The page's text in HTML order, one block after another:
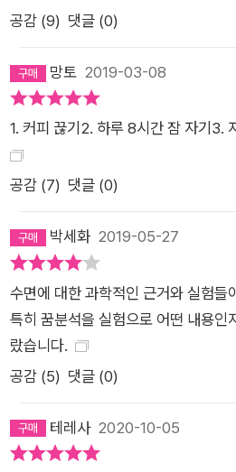
리 몸에서 일어나는 다음의 증상들을
을 취하지 못하면 먼저 우리 몸의 면
위험성은 두 배 증가하고 알츠하이머
라고 할 수 있는 변화가 몸속에서 일
울혈성 심장 기능 상실이 일어난다.
을 비롯한 주요 정신 질환 증상들이 심
간이 짧아지면, 수명도 짧아진다. 저
태의 자기 안락사>라고 표현하는 이
책의 수많은 과학적 자료와 분석은 이
료제를 처방한다. 비용이 전혀 들지
이상의 충분한 잠이 바로 그것이다. 졸음과의 사투를 벌이는 당신
을 위하여 우리는 명백한 잠의 혜택들에도 불구하고 잠을 줄이기
위해 무던히도 노력한다. 아침형 인간
낙인으로부터의 탈피, 현대인으로서
는 사람들도 있다. 이들은 여섯 시간만
이 스스로 잠에서 깬다. 그리고 하루
공감 (9) 댓글 (0)
망토 2019-03-08
1. 커피 끊기2. 하루 8시간 잠 자기3.
공감 (7) 댓글 (0)
박세화 2019-05-27
수면에 대한 과학적인 근거와 실험들
특히 꿈분석을 실험으로 어떤 내용인
랐습니다.
공감 (5) 댓글 (0)
테레사2020-10-05